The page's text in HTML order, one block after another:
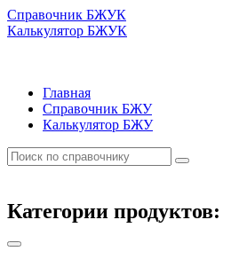
Справочник БЖУК
Калькулятор БЖУК
Главная
Справочник БЖУ
Калькулятор БЖУ
Категории продуктов: